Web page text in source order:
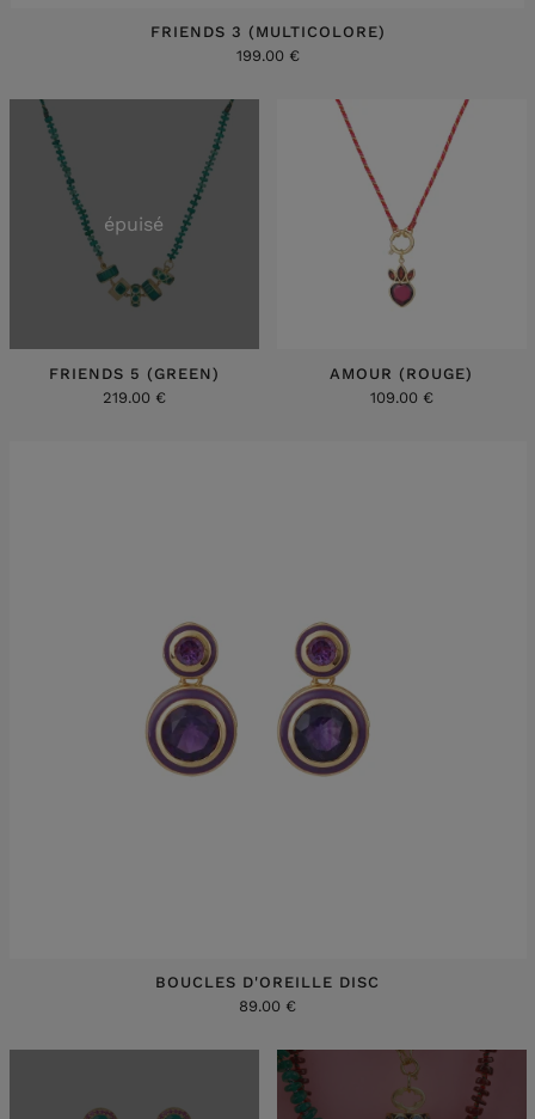
FRIENDS 3 (MULTICOLORE)
199.00 €
épuisé
FRIENDS 5 (GREEN)
219.00 €
AMOUR (ROUGE)
109.00 €
BOUCLES D'OREILLE DISC
89.00 €